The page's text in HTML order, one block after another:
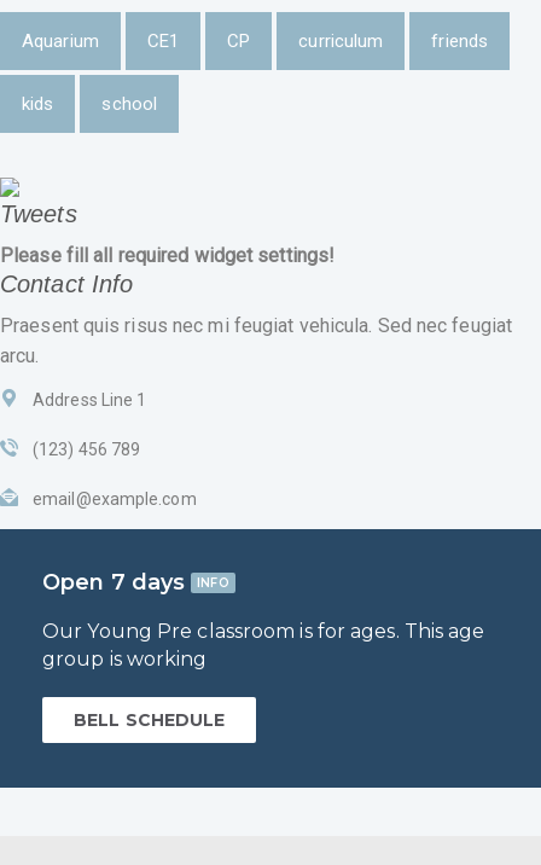
Aquarium CE1 CP curriculum friends
kids school
Tweets
Please fill all required widget settings!
Contact Info
Praesent quis risus nec mi feugiat vehicula. Sed nec feugiat
arcu.
Address Line 1
(123) 456 789
email@example.com
Open 7 days INFO
Our Young Pre classroom is for ages. This age
group is working
BELL SCHEDULE